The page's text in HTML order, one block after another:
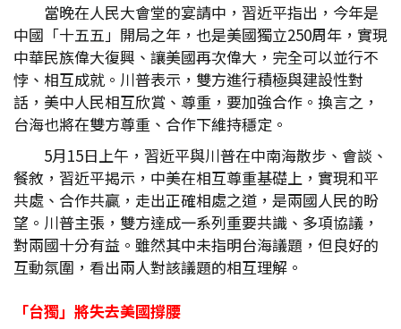
當晚在人民大會堂的宴請中，習近平指出，今年是
中國「十五五」開局之年，也是美國獨立250周年，實現
中華民族偉大復興、讓美國再次偉大，完全可以並行不
悖、相互成就。川普表示，雙方進行積極與建設性對
話，美中人民相互欣賞、尊重，要加強合作。換言之，
台海也將在雙方尊重、合作下維持穩定。
5月15日上午，習近平與川普在中南海散步、會談、
餐敘，習近平揭示，中美在相互尊重基礎上，實現和平
共處、合作共贏，走出正確相處之道，是兩國人民的盼
望。川普主張，雙方達成一系列重要共識、多項協議，
對兩國十分有益。雖然其中未指明台海議題，但良好的
互動氛圍，看出兩人對該議題的相互理解。
「台獨」將失去美國撐腰